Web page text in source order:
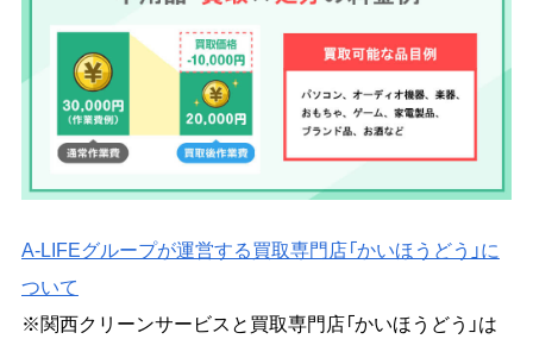
A-LIFEグループが運営する買取専門店「かいほうどう」に
ついて
※関西クリーンサービスと買取専門店「かいほうどう」は